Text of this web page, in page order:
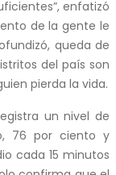
enfatizó
de la gente le
queda de
del país son
pierda la vida.
un nivel de
76 por ciento y
cada 15 minutos